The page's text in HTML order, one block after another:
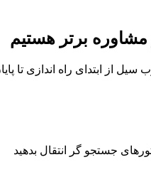
برتر هستیم
از ابتدای راه اندازی تا
جستجو گر انتقال بدهید